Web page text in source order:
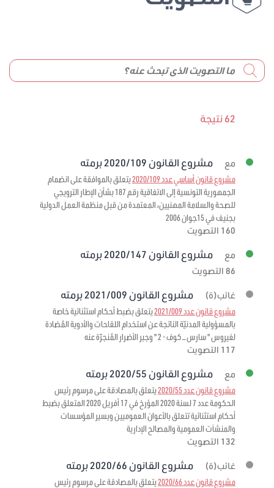
62 نتيجة
مع مشروع القانون 2020/109 برمته
مشروع قانون أساسي عدد 2020/109
يتعلق بالموافقة على انضمام
الجمهورية التونسية إلى الاتفاقية رقم 187 بشأن الإطار الترويجي
للصحة والسلامة المهنيين، المعتمدة من قبل منظمة العمل الدولية
بجنيف في 15جوان 2006
160 التصويت
مع مشروع القانون 2020/147 برمته
86 التصويت
غائب(ة) مشروع القانون 2021/009 برمته
مشروع قانون عدد 2021/009
يتعلق بضبط أحكام استثنائية خاصة
بالمسؤولية المدنيّة الناتجة عن استخدام اللقاحات والأدوية المُضادة
لفيروس " سارس – كوف - 2 " وجبر الأضرار المُنجرّة عنه
117 التصويت
مع مشروع القانون 2020/55 برمته
مشروع قانون عدد 2020/55
يتعلق بالمصادقة على مرسوم رئيس
الحكومة عدد 7 لسنة 2020 المؤرخ في 17 أفريل 2020 المتعلق بضبط
أحكام استثنائية تتعلق بالأعوان العموميين وبسير المؤسسات
والمنشآت العمومية والمصالح الإدارية
132 التصويت
غائب(ة) مشروع القانون 2020/66 برمته
مشروع قانون عدد 2020/66
يتعلق بالمصادقة على مرسوم رئيس